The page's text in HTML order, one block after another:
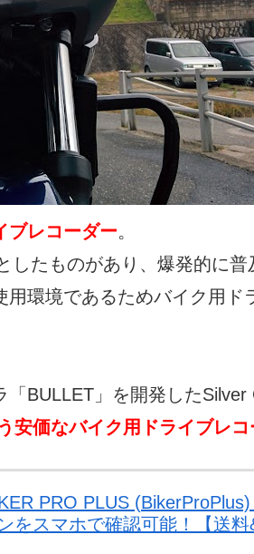
ブレコーダー。
たものがあり、爆発的に普
環境であるためバイク用ド
BULLET」を開発したSilver
安価なバイク用ドライブレコ
PRO PLUS
をスマホで確認可能！【送料